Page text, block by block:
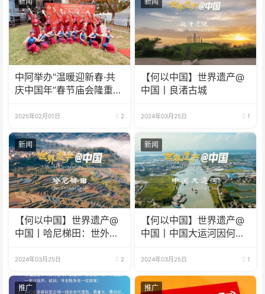
中阿举办“温暖迎新春·共
庆中国年”春节庙会隆重举
2025年02月01日 2
【何以中国】世界遗产@
中国丨良渚古城
2024年03月25日 1
新闻
【何以中国】世界遗产@
中国丨哈尼梯田：世外桃
2024年03月25日 2
新闻
【何以中国】世界遗产@
中国丨中国大运河因何成
2024年03月25日 1
推广 推广